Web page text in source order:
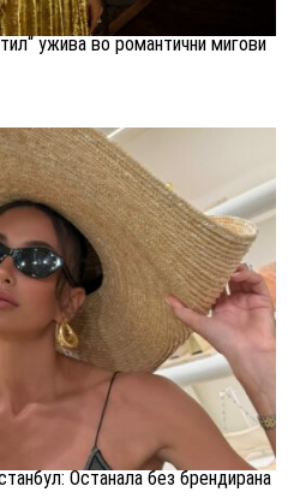
ужива во романтични мигови
Останала без брендирана